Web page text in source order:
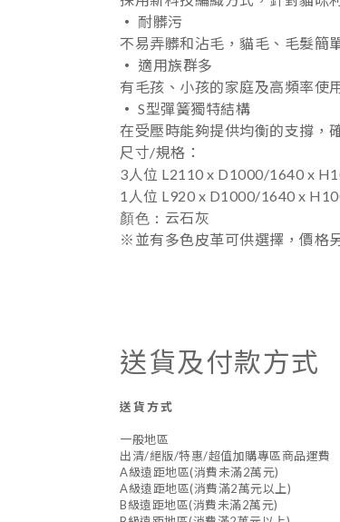
‧ 耐髒污
不易弄髒和沾毛，貓毛、毛髮簡
‧ 適用族群多
有毛孩、小孩的家庭及高頻率使
‧ S型彈簧獨特結構
在受壓時能夠提供均衡的支撐 ，
尺寸/規格 ：
3人位 L2110 x D1000/1640 x
1人位 L920 x D1000/1640 x
顏色 ： 云石灰
※並有多色皮革可供選擇，價格
送貨及付款方式
送貨方式
一般地區
出清/絕版/特惠/超值加購專區商品運費
A級遠距地區(消費未滿2萬元)
A級遠距地區(消費滿2萬元以上)
B級遠距地區(消費未滿2萬元)